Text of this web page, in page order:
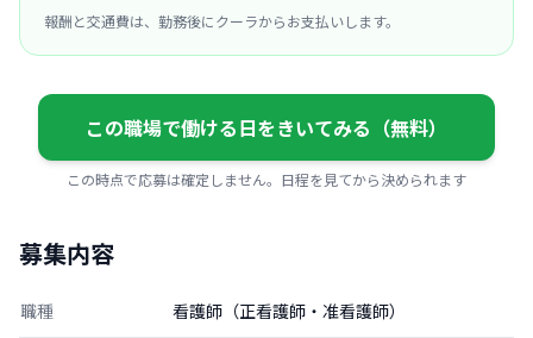
報酬と交通費は、勤務後にクーラからお支払いします。
この職場で働ける日をきいてみる（無料）
この時点で応募は確定しません。日程を見てから決められます
募集内容
職種 看護師（正看護師・准看護師）